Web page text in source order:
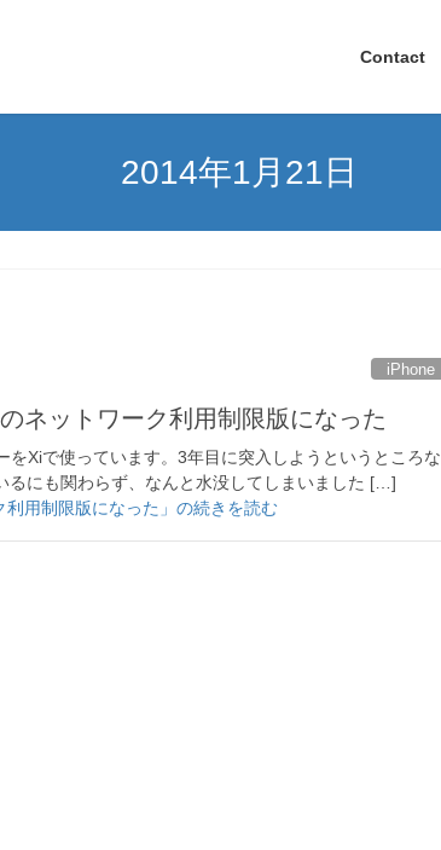
Contact
2014年1月21日
iPhone
ネットワーク利用制限版になった
Xiで使っています。3年目に突入しようというところな
るにも関わらず、なんと水没してしまいました […]
利用制限版になった」の続きを読む